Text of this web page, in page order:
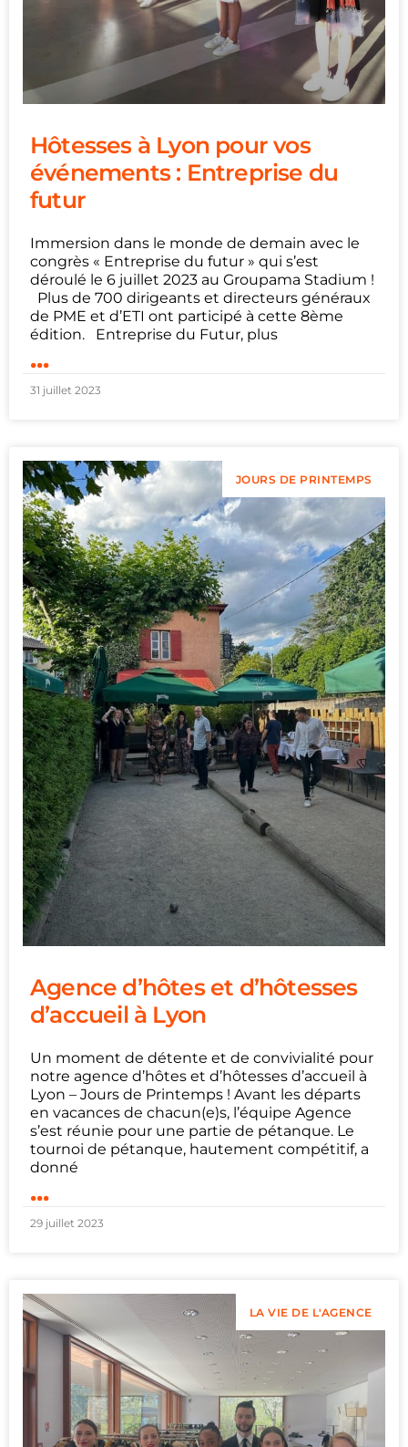
Hôtesses à Lyon pour vos
événements : Entreprise du
futur
Immersion dans le monde de demain avec le
congrès « Entreprise du futur » qui s’est
déroulé le 6 juillet 2023 au Groupama Stadium !
Plus de 700 dirigeants et directeurs généraux
de PME et d’ETI ont participé à cette 8ème
édition. Entreprise du Futur, plus
...
31 juillet 2023
JOURS DE PRINTEMPS
Agence d’hôtes et d’hôtesses
d’accueil à Lyon
Un moment de détente et de convivialité pour
notre agence d’hôtes et d’hôtesses d’accueil à
Lyon – Jours de Printemps ! Avant les départs
en vacances de chacun(e)s, l’équipe Agence
s’est réunie pour une partie de pétanque. Le
tournoi de pétanque, hautement compétitif, a
donné
...
29 juillet 2023
LA VIE DE L'AGENCE